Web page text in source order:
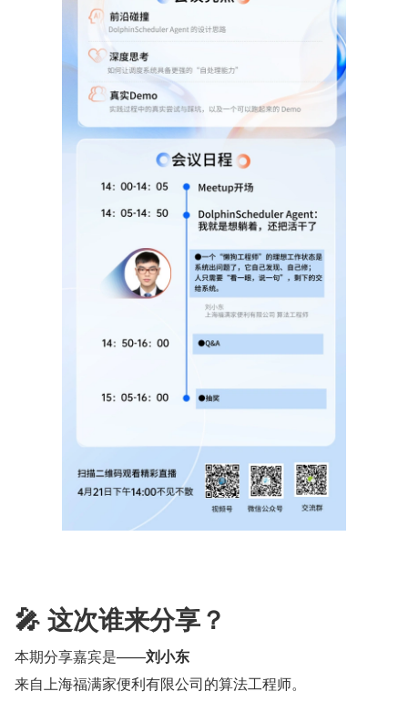
🎤 这次谁来分享？
本期分享嘉宾是——刘小东
来自上海福满家便利有限公司的算法工程师。